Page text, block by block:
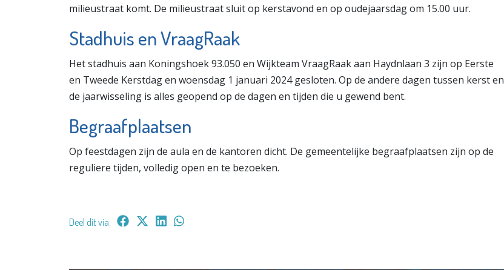
milieustraat komt. De milieustraat sluit op kerstavond en op oudejaarsdag om 15.00 uur.
Stadhuis en VraagRaak
Het stadhuis aan Koningshoek 93.050 en Wijkteam VraagRaak aan Haydnlaan 3 zijn op Eerste
en Tweede Kerstdag en woensdag 1 januari 2024 gesloten. Op de andere dagen tussen kerst en
de jaarwisseling is alles geopend op de dagen en tijden die u gewend bent.
Begraafplaatsen
Op feestdagen zijn de aula en de kantoren dicht. De gemeentelijke begraafplaatsen zijn op de
reguliere tijden, volledig open en te bezoeken.
Deel dit via: